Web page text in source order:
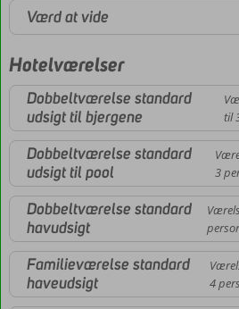
Værd at vide
Hotelværelser
Dobbeltværelse standard
udsigt til bjergene
til
Dobbeltværelse standard
udsigt til pool
3
Dobbeltværelse standard
havudsigt
Familieværelse standard
haveudsigt
4